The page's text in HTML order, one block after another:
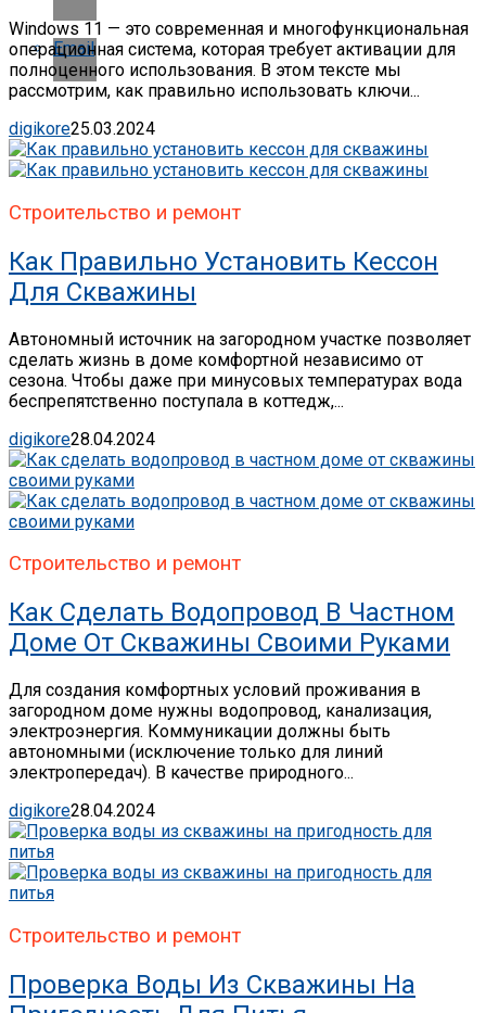
Email
Windows 11 — это современная и многофункциональная
операционная система, которая требует активации для
полноценного использования. В этом тексте мы
рассмотрим, как правильно использовать ключи...
digikore25.03.2024
Строительство и ремонт
Как Правильно Установить Кессон
Для Скважины
Автономный источник на загородном участке позволяет
сделать жизнь в доме комфортной независимо от
сезона. Чтобы даже при минусовых температурах вода
беспрепятственно поступала в коттедж,...
digikore28.04.2024
Строительство и ремонт
Как Сделать Водопровод В Частном
Доме От Скважины Своими Руками
Для создания комфортных условий проживания в
загородном доме нужны водопровод, канализация,
электроэнергия. Коммуникации должны быть
автономными (исключение только для линий
электропередач). В качестве природного...
digikore28.04.2024
Строительство и ремонт
Проверка Воды Из Скважины На